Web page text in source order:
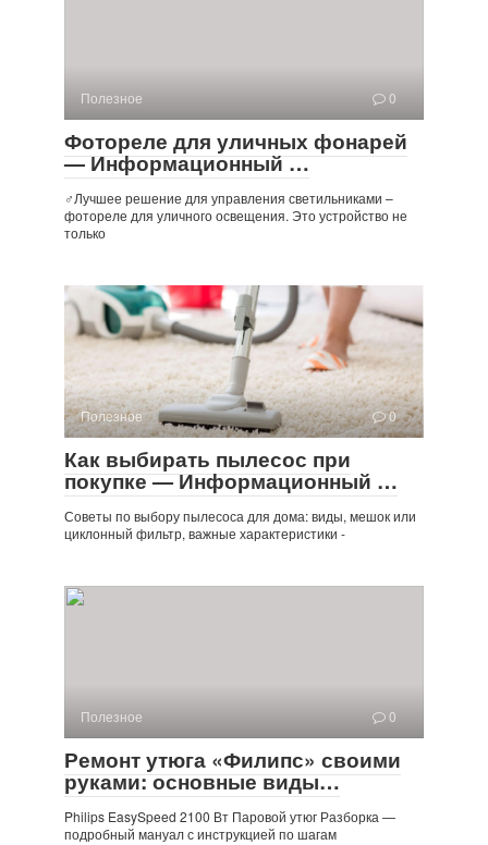
Полезное 0
Фотореле для уличных фонарей
— Информационный …
‍♂️Лучшее решение для управления светильниками –
фотореле для уличного освещения. Это устройство не
только
Полезное 0
Как выбирать пылесос при
покупке — Информационный …
Советы по выбору пылесоса для дома: виды, мешок или
циклонный фильтр, важные характеристики -
Полезное 0
Ремонт утюга «Филипс» своими
руками: основные виды…
Philips EasySpeed ​​2100 Вт Паровой утюг Разборка —
подробный мануал с инструкцией по шагам